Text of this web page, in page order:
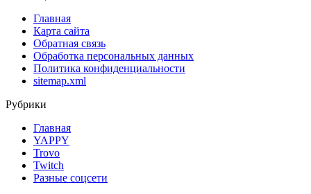
Главная
Карта сайта
Обратная связь
Обработка персональных данных
Политика конфиденциальности
sitemap.xml
Рубрики
Главная
YAPPY
Trovo
Twitch
Разные соцсети